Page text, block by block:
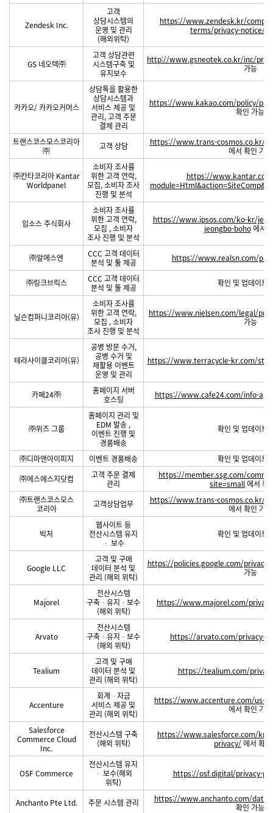
Zendesk Inc.
고객
상담시스템의
운영 및 관리
(해외위탁)
https://www.zendesk.kr/
terms/privacy-notice/
GS 네오텍㈜
고객 상담관련
시스템구축 및
유지보수
http://www.gsneotek.co.kr/inc/
가능
카카오/ 카카오커머스
상담톡을 활용한
상담시스템과
서비스 제공 및
관리, 고객 주문
결제 관리
https://www.kakao.com/policy/
확인 가능
트랜스코스모스코리아
㈜
고객 상담
https://www.trans-cosmos.co.kr/
에서 확인 가능
㈜칸타코리아 Kantar
Worldpanel
소비자 조사를
위한 고객 연락,
모집, 소비자 조사
진행 및 분석
https://
입소스 주식회사
소비자 조사를
위한 고객 연락,
모집 , 소비자
조사 진행 및 분석
https://www.ipsos.com/ko-kr/
jeongbo-boho에서
㈜알에스엔
CCC 고객 데이터
분석 및 툴 제공
https://www.realsn.com/
㈜링크브릭스
CCC 고객 데이터
분석 및 툴 제공
확인 및 업데이트
닐슨컴퍼니코리아(유)
소비자 조사를
위한 고객 연락,
모집 , 소비자
조사 진행 및 분석
https://www.nielsen.com/legal/
가능
테라사이클코리아(유)
공병 방문 수거,
공병 수거 및
재활용 이벤트
운영 및 관리
https://www.terracycle-kr.com/
카페24㈜
홈페이지 서버
호스팅
https://www.cafe24.com/info-
㈜위즈 그룹
홈페이지 관리 및
EDM 발송 ,
이벤트 진행 및
경품배송
확인 및 업데이트
㈜디마앤아이피지 이벤트 경품배송
확인 및 업데이트
㈜에스에스지닷컴
고객 주문 결제
관리
https://member.ssg.com/
site=small에서 확
㈜트랜스코스모스
코리아
고객상담업무
https://www.trans-cosmos.co.kr/
에서 확인 가능
빅처
웹사이트 등
전산시스템 유지
ᆞ 보수
확인 및 업데이트
Google LLC
고객 및 구매
데이터 분석 및
관리 (해외 위탁)
https://policies.google.com/
가능
Majorel
전산시스템
구축ᆞ유지ᆞ보수
(해외 위탁)
https://www.majorel.com/
Arvato
전산시스템
구축ᆞ유지ᆞ보수
(해외 위탁)
https://arvato.com/privacy-
Tealium
고객 및 구매
데이터 분석 및
관리 (해외 위탁)
https://tealium.com/
Accenture
회계ᆞ자금
서비스 제공 및
관리 (해외 위탁)
https://www.accenture.com/us-
에서 확인 가능
Salesforce
Commerce Cloud
Inc.
전산시스템 구축
(해외 위탁)
https://www.salesforce.com/kr/
privacy/에서 확인
OSF Commerce
전산시스템 유지
ᆞ 보수(해외
위탁)
https://osf.digital/privacy-
Anchanto Pte Ltd. 주문 시스템 관리
https://www.anchanto.com/
확인 가능